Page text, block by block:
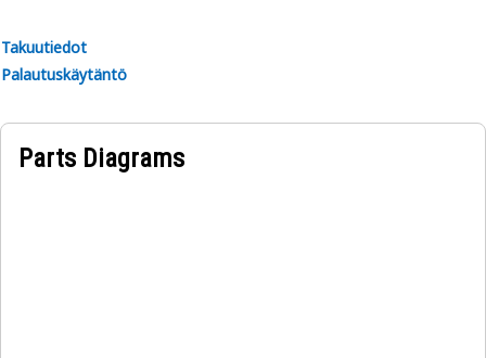
Takuutiedot
Palautuskäytäntö
Parts Diagrams